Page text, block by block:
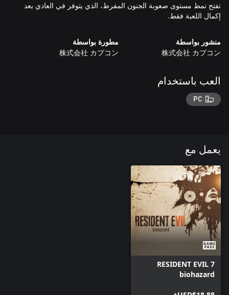
تفتح نمط مستوى صعوبة الجنون المفرط، الذي يتوفر في العادي بعد
إكمال اللعبة فقط.
منشور بواسطة
株式会社 カプコン
مطورة بواسطة
株式会社 カプコン
العب باستخدام
PC
يعمل مع
RESIDENT EVIL 7
biohazard